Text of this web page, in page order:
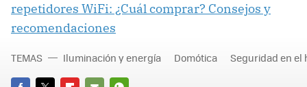
repetidores WiFi: ¿Cuál comprar? Consejos y
recomendaciones
TEMAS Iluminación y energía Domótica Seguridad en el